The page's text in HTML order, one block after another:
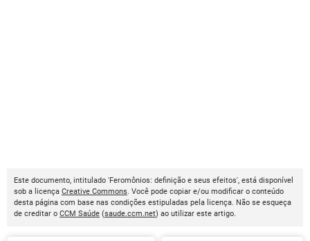
Este documento, intitulado 'Feromônios: definição e seus efeitos', está disponível
sob a licença Creative Commons. Você pode copiar e/ou modificar o conteúdo
desta página com base nas condições estipuladas pela licença. Não se esqueça
de creditar o CCM Saúde (saude.ccm.net) ao utilizar este artigo.